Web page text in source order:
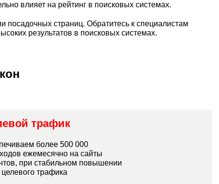
влияет на рейтинг в поисковых системах.
страниц. Обратитесь к специалистам
результатов в поисковых системах.
трафик
более 500 000
ежемесячно на сайты
при стабильном повышении
трафика